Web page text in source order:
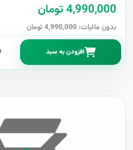
4,990,000 تومان
بدون مالیات: 4,990,000 تومان
افزودن به سبد